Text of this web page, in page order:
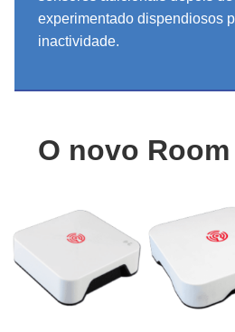
experimentado dispendiosos
inactividade.
O novo